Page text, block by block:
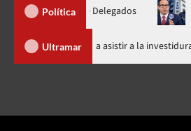
Política
de Delegados Freund
Ultramar
Abinader llega a Cali para asistir